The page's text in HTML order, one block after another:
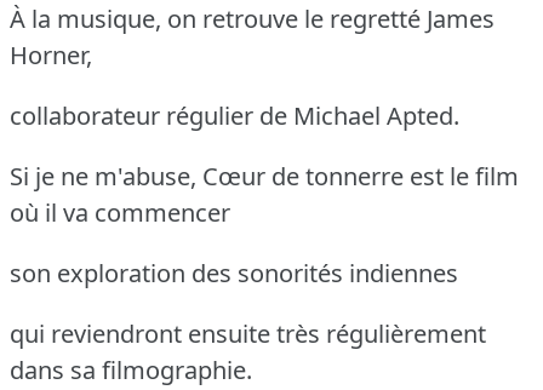
À la musique, on retrouve le regretté James
Horner,
collaborateur régulier de Michael Apted.
Si je ne m'abuse, Cœur de tonnerre est le film
où il va commencer
son exploration des sonorités indiennes
qui reviendront ensuite très régulièrement
dans sa filmographie.